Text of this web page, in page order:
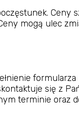
Ceny
mogą ulec
się z
terminie oraz